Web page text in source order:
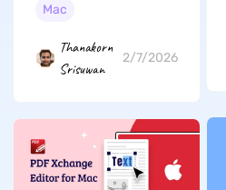
Mac
Thanakorn
Srisuwan
2/7/2026